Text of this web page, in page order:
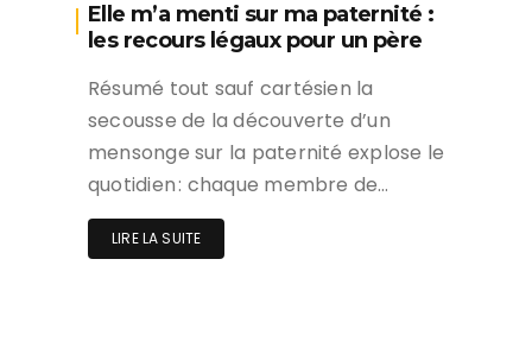
Elle m’a menti sur ma paternité :
les recours légaux pour un père
Résumé tout sauf cartésien la
secousse de la découverte d’un
mensonge sur la paternité explose le
quotidien : chaque membre de…
LIRE LA SUITE